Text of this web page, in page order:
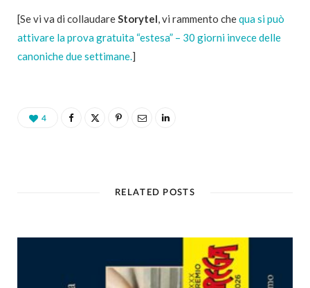
[Se vi va di collaudareStorytel, vi rammento chequa si può
attivare la prova gratuita “estesa” – 30 giorni invece delle
canoniche due settimane.]
4
RELATED POSTS